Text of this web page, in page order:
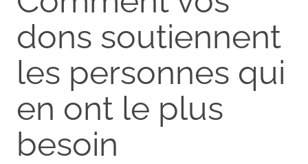
dons soutiennent
les personnes qui
en ont le plus
besoin